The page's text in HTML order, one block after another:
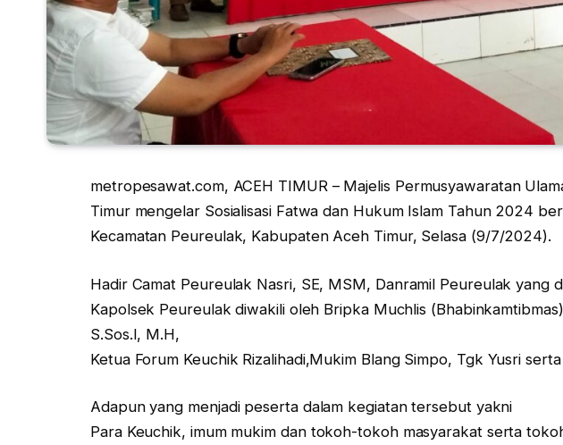
metropesawat.com, ACEH TIMUR – Majelis Permusyawaratan
Timur mengelar Sosialisasi Fatwa dan Hukum Islam Tahun 2024
Kecamatan Peureulak, Kabupaten Aceh Timur, Selasa (9/7/2024).
Hadir Camat Peureulak Nasri, SE, MSM, Danramil Peureulak yang
Kapolsek Peureulak diwakili oleh Bripka Muchlis
S.Sos.I, M.H,
Ketua Forum Keuchik Rizalihadi,Mukim Blang Simpo, Tgk Yusri
Adapun yang menjadi peserta dalam kegiatan tersebut yakni
Para Keuchik, imum mukim dan tokoh-tokoh masyarakat serta